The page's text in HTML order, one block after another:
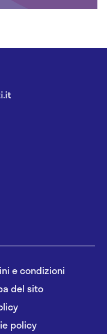
e condizioni
del sito
policy